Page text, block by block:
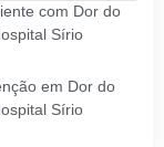
com Dor do
Sírio
em Dor do
Sírio